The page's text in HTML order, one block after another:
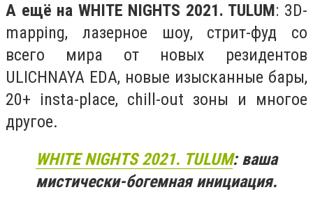
А ещё на WHITE NIGHTS 2021. TULUM: 3D-
mapping, лазерное шоу, стрит-фуд со
всего мира от новых резидентов
ULICHNAYA EDA, новые изысканные бары,
20+ insta-place, chill-out зоны и многое
другое.
WHITE NIGHTS 2021. TULUM: ваша
мистически-богемная инициация.